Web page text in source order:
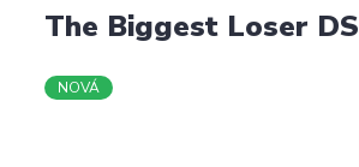
The Biggest Loser DS
NOVÁ